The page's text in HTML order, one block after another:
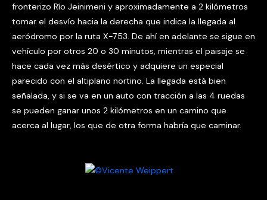
fronterizo Río Jeinimeni y aproximadamente a 2 kilómetros
tomar el desvío hacia la derecha que indica la llegada al
aeródromo por la ruta X-753. De ahí en adelante se sigue en
vehículo por otros 20 o 30 minutos, mientras el paisaje se
hace cada vez más desértico y adquiere un especial
parecido con el altiplano nortino. La llegada está bien
señalada, y si se va en un auto con tracción a las 4 ruedas
se pueden ganar unos 2 kilómetros en un camino que
acerca al lugar, los que de otra forma habría que caminar.